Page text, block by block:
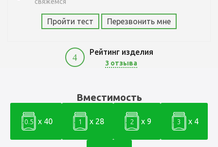
Пройти тест Перезвонить мне
4
Рейтинг изделия
3 отзыва
Вместимость
0.5 x 40 1 x 28 2 x 9 3 x 4